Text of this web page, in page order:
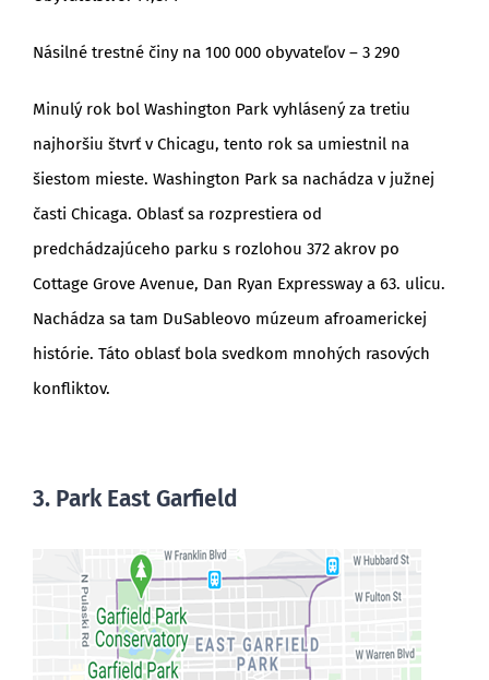
Násilné trestné činy na 100 000 obyvateľov – 3 290
Minulý rok bol Washington Park vyhlásený za tretiu
najhoršiu štvrť v Chicagu, tento rok sa umiestnil na
šiestom mieste. Washington Park sa nachádza v južnej
časti Chicaga. Oblasť sa rozprestiera od
predchádzajúceho parku s rozlohou 372 akrov po
Cottage Grove Avenue, Dan Ryan Expressway a 63. ulicu.
Nachádza sa tam DuSableovo múzeum afroamerickej
histórie. Táto oblasť bola svedkom mnohých rasových
konfliktov.
3. Park East Garfield